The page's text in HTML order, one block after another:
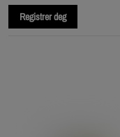
Registrer deg